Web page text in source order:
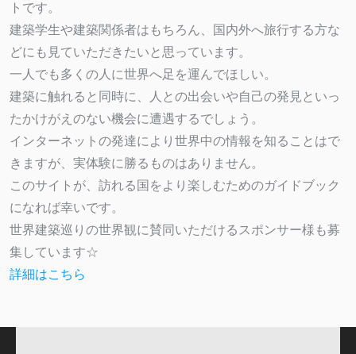
トです。
建築学生や建築関係者はもちろん、国内外へ旅行する方な
どにも見ていただきたいと思っています。
一人でも多くの人に世界へ足を運んでほしい。
建築に触れると同時に、人との出会いや自己の発見といっ
たかけがえのない機会に遭遇するでしょう。
インターネットの発達により世界中の情報を知ることはで
きますが、実体験に勝るものはありません。
このサイトが、訪れる国をより楽しむためのガイドブック
になれば幸いです。
世界建築巡りの世界観に賛同いただけるスポンサー様も募
集しています☆
詳細はこちら